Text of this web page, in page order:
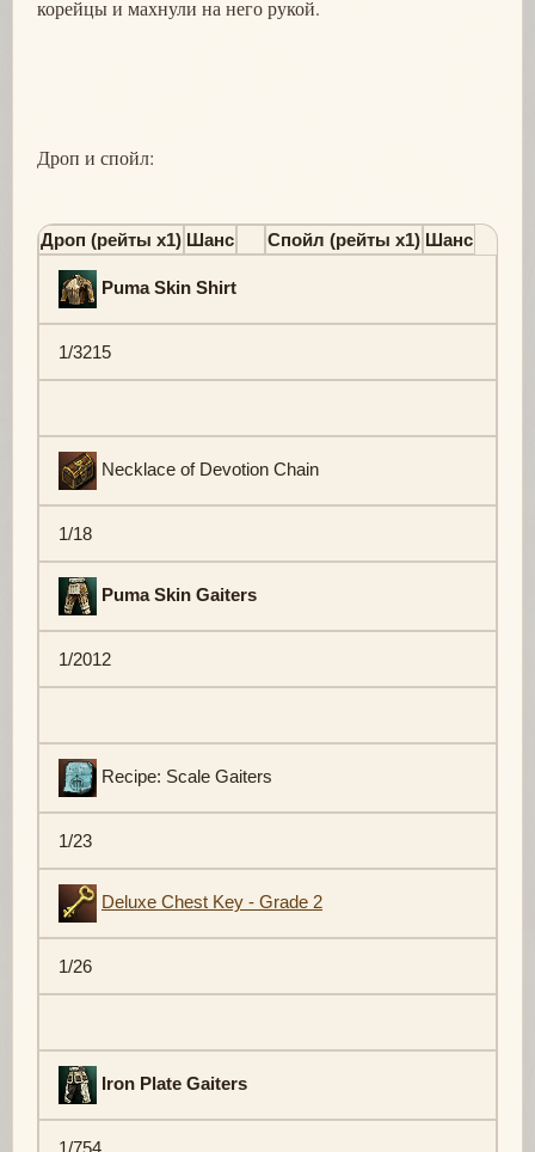
корейцы и махнули на него рукой.
Дроп и спойл:
Дроп (рейты х1) Шанс Спойл (рейты х1) Шанс
Puma Skin Shirt
1/3215
Necklace of Devotion Chain
1/18
Puma Skin Gaiters
1/2012
Recipe: Scale Gaiters
1/23
Deluxe Chest Key - Grade 2
1/26
Iron Plate Gaiters
1/754